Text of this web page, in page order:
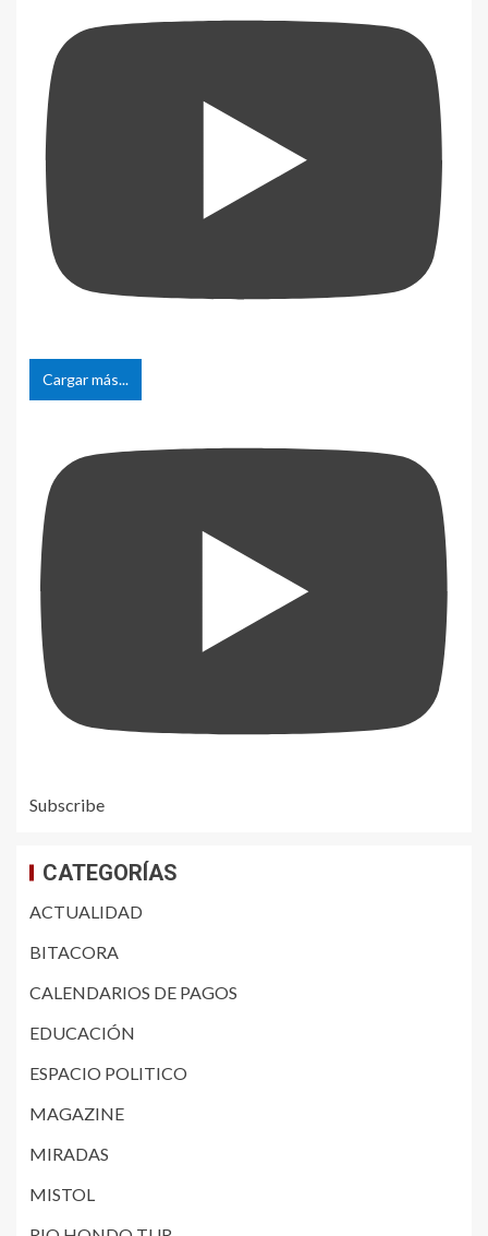
Cargar más...
Subscribe
CATEGORÍAS
ACTUALIDAD
BITACORA
CALENDARIOS DE PAGOS
EDUCACIÓN
ESPACIO POLITICO
MAGAZINE
MIRADAS
MISTOL